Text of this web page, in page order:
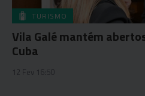
TURISMO
Vila Galé mantém
Cuba
12 Fev 16:50